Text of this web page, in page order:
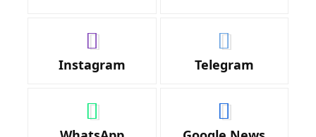
Instagram Telegram